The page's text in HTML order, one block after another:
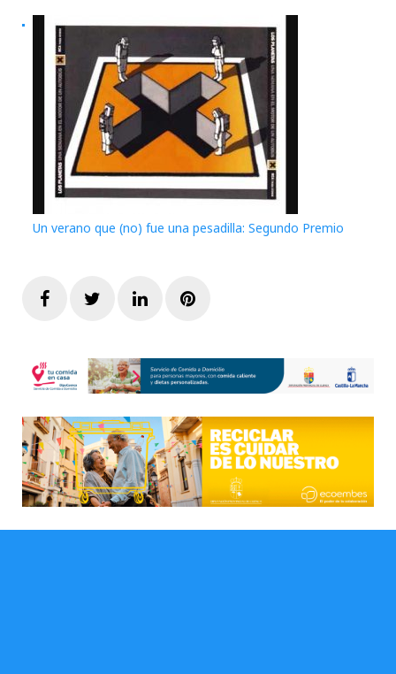
Un verano que (no) fue una pesadilla: Segundo Premio
FacebookTwitterLinkedInPinterest